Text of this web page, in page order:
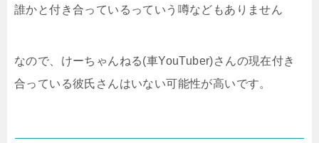
誰かと付き合っているっていう噂などもありません
なので、けーちゃんねる(車YouTuber)さんの現在付き
合っている彼氏さんはいない可能性が高いです。